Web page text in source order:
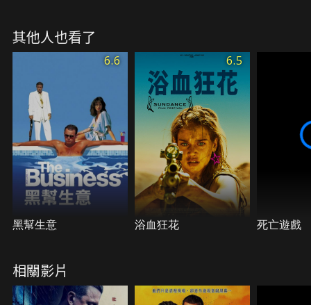
其他人也看了
6.6
黑幫生意
6.5
浴血狂花 死亡遊戲
相關影片